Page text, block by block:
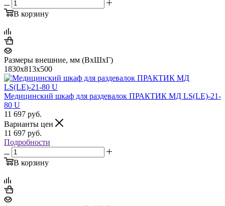
В корзину
Размеры внешние, мм (ВхШхГ)
1830x813x500
Медицинский шкаф для раздевалок ПРАКТИК МД LS(LE)-21-
80 U
11 697 руб.
Варианты цен
11 697 руб.
Подробности
В корзину